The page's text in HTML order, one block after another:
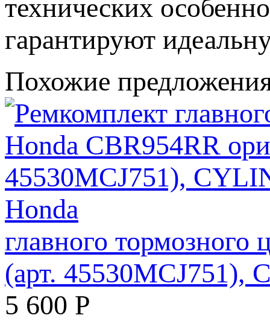
технических
гарантируют
Похожие
главного
(арт. 45530MCJ751),
5 600 Р